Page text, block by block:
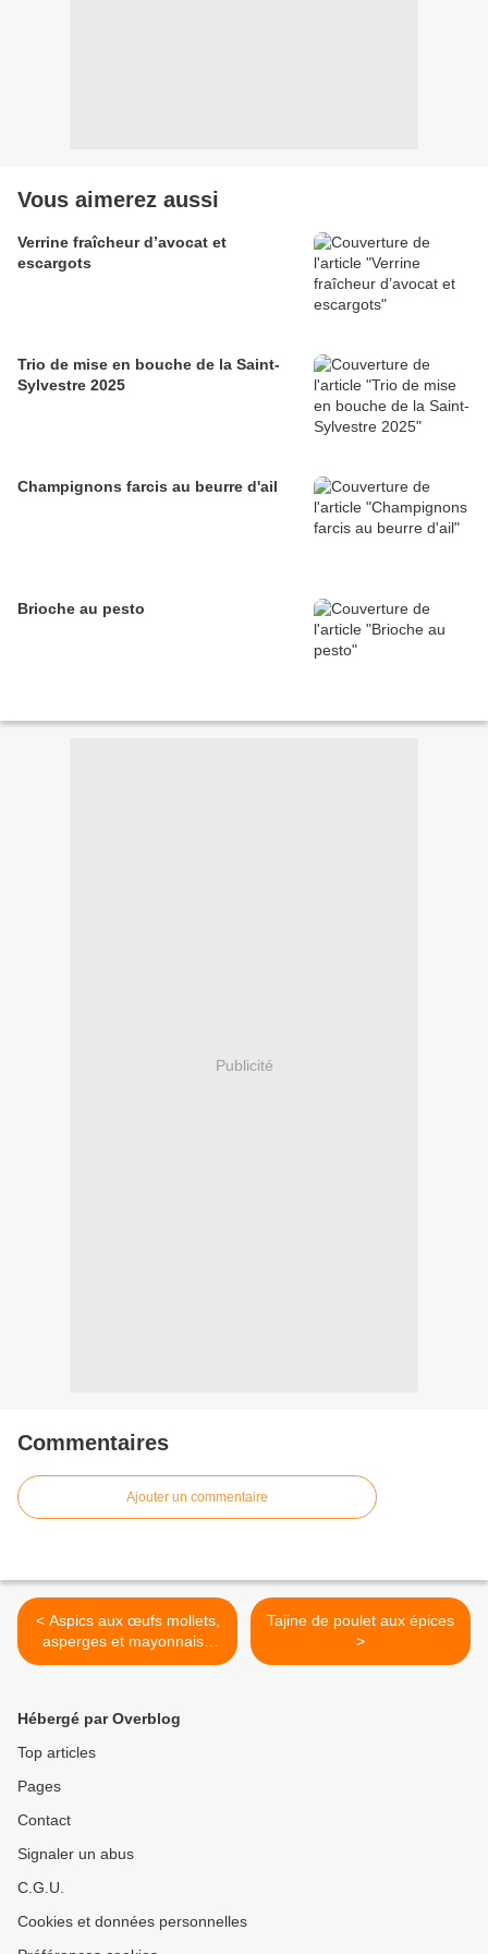
Vous aimerez aussi
Verrine fraîcheur d’avocat et
escargots
Trio de mise en bouche de la Saint-
Sylvestre 2025
Champignons farcis au beurre d'ail
Brioche au pesto
Publicité
Commentaires
Ajouter un commentaire
< Aspics aux œufs mollets,
asperges et mayonnaise
mousseline
Tajine de poulet aux épices
>
Hébergé par Overblog
Top articles
Pages
Contact
Signaler un abus
C.G.U.
Cookies et données personnelles